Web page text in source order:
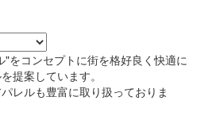
をコンセプトに街を格好良く快適に
提案しています。
レルも豊富に取り扱っておりま